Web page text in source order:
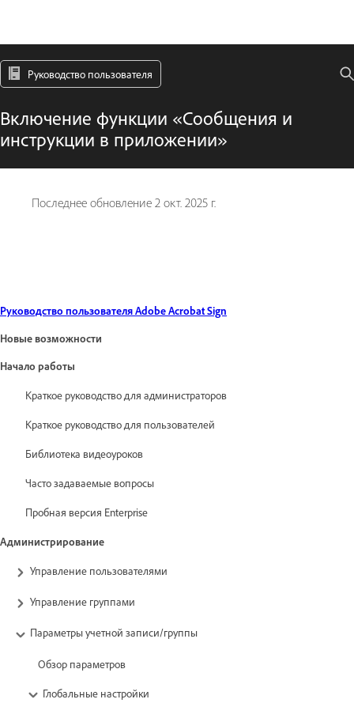
Руководство пользователя
Включение функции «Сообщения и
инструкции в приложении»
Последнее обновление 2 окт. 2025 г.
Руководство пользователя Adobe Acrobat Sign
Новые возможности
Начало работы
Краткое руководство для администраторов
Краткое руководство для пользователей
Библиотека видеоуроков
Часто задаваемые вопросы
Пробная версия Enterprise
Администрирование
Управление пользователями
Управление группами
Параметры учетной записи/группы
Обзор параметров
Глобальные настройки